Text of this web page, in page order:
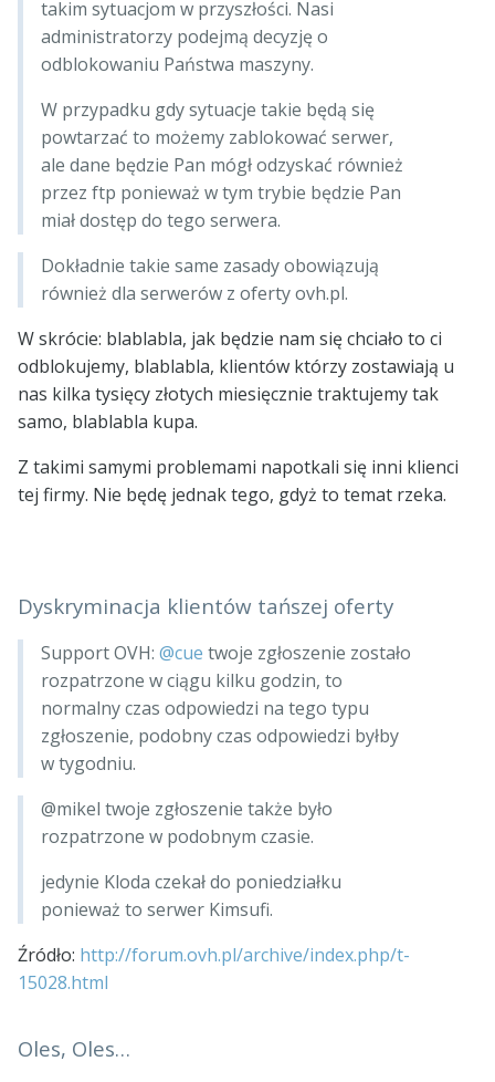
takim sytuacjom w przyszłości. Nasi
administratorzy podejmą decyzję o
odblokowaniu Państwa maszyny.
W przypadku gdy sytuacje takie będą się
powtarzać to możemy zablokować serwer,
ale dane będzie Pan mógł odzyskać również
przez ftp ponieważ w tym trybie będzie Pan
miał dostęp do tego serwera.
Dokładnie takie same zasady obowiązują
również dla serwerów z oferty ovh.pl.
W skrócie: blablabla, jak będzie nam się chciało to ci
odblokujemy, blablabla, klientów którzy zostawiają u
nas kilka tysięcy złotych miesięcznie traktujemy tak
samo, blablabla kupa.
Z takimi samymi problemami napotkali się inni klienci
tej firmy. Nie będę jednak tego, gdyż to temat rzeka.
Dyskryminacja klientów tańszej oferty
Support OVH: @cue twoje zgłoszenie zostało
rozpatrzone w ciągu kilku godzin, to
normalny czas odpowiedzi na tego typu
zgłoszenie, podobny czas odpowiedzi byłby
w tygodniu.
@mikel twoje zgłoszenie także było
rozpatrzone w podobnym czasie.
jedynie Kloda czekał do poniedziałku
ponieważ to serwer Kimsufi.
Źródło: http://forum.ovh.pl/archive/index.php/t-
15028.html
Oles, Oles…